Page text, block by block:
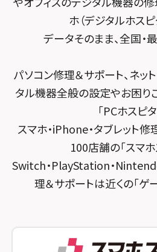
スマホスピタル千葉
スマホスピタル 大森
スマホスピタル練馬
スマホスピタル 神田
スマホスピタル三軒茶屋
スマホスピタル秋葉原
スマホスピタル 自由が丘
スマホスピタル京都河原町
スマホスピタル宇治槙島
スマホスピタル烏丸
スマホスピタル 京都宇治
スマホスピタル 福知山
スマホスピタル神戸三宮
スマホスピタル by デジホ
ホ（デジタルホスピ
データそのまま、全国・
パソコン修理＆サポート、ネッ
タル機器全般の設定やお困り
「PCホスピ
スマホ・iPhone・タブレット
100店舗の「スマホ
Switch・PlayStation・
理＆サポートは近くの「ゲ